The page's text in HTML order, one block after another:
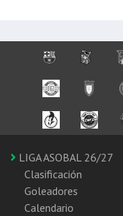
LIGA ASOBAL 26/27
Clasificación
Goleadores
Calendario